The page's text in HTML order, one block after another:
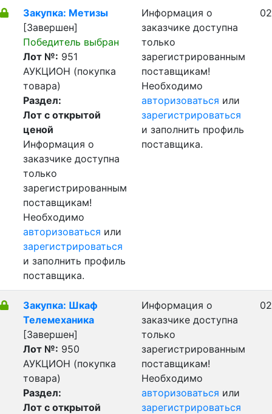
Закупка: Метизы
[Завершен]
Победитель выбран
Лот №: 951
АУКЦИОН (покупка
товара)
Раздел:
Лот с открытой
ценой
Информация о
заказчике доступна
только
зарегистрированным
поставщикам!
Необходимо
авторизоваться или
зарегистрироваться
и заполнить профиль
поставщика.
Информация о
заказчике доступна
только
зарегистрированным
поставщикам!
Необходимо
авторизоваться или
зарегистрироваться
и заполнить профиль
поставщика.
Закупка: Шкаф
Телемеханика
[Завершен]
Лот №: 950
АУКЦИОН (покупка
товара)
Раздел:
Лот с открытой
Информация о
заказчике доступна
только
зарегистрированным
поставщикам!
Необходимо
авторизоваться или
зарегистрироваться